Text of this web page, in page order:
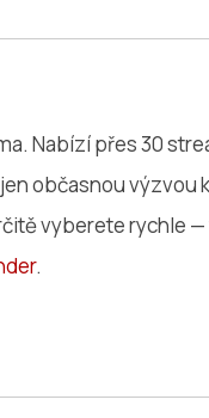
Nabízí přes 30
občasnou výzvou
vyberete rychle —
.